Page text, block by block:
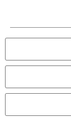
Über EMP
EMP Stores